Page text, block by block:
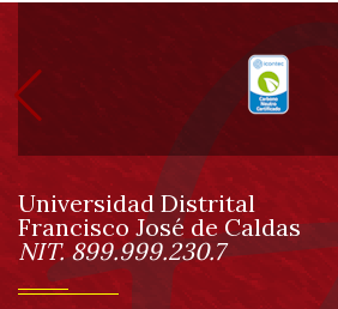
Información
pie
de
página
Información
Universidad Distrital
Francisco José de Caldas
NIT. 899.999.230.7